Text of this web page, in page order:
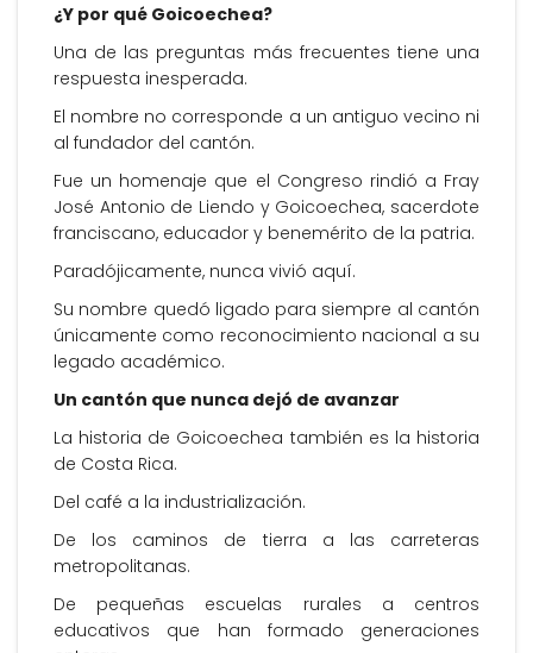
¿Y por qué Goicoechea?
Una de las preguntas más frecuentes tiene una
respuesta inesperada.
El nombre no corresponde a un antiguo vecino ni
al fundador del cantón.
Fue un homenaje que el Congreso rindió a Fray
José Antonio de Liendo y Goicoechea, sacerdote
franciscano, educador y benemérito de la patria.
Paradójicamente, nunca vivió aquí.
Su nombre quedó ligado para siempre al cantón
únicamente como reconocimiento nacional a su
legado académico.
Un cantón que nunca dejó de avanzar
La historia de Goicoechea también es la historia
de Costa Rica.
Del café a la industrialización.
De los caminos de tierra a las carreteras
metropolitanas.
De pequeñas escuelas rurales a centros
educativos que han formado generaciones